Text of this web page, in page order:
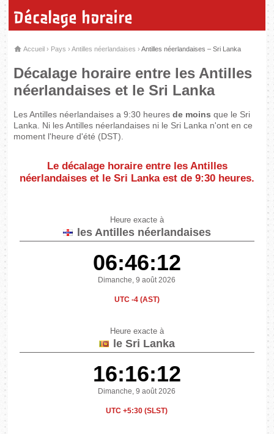
Décalage horaire
Accueil › Pays ›Antilles néerlandaises ›Antilles néerlandaises – Sri Lanka
Décalage horaire entre les Antilles
néerlandaises et le Sri Lanka
Les Antilles néerlandaises a 9:30 heuresde moins que le Sri
Lanka. Ni les Antilles néerlandaises ni le Sri Lanka n'ont en ce
moment l'heure d'été (DST).
Le décalage horaire entre les Antilles
néerlandaises et le Sri Lanka est de 9:30 heures.
Heure exacte à
les Antilles néerlandaises
06:46:12
Dimanche, 9 août 2026
UTC -4 (AST)
Heure exacte à
le Sri Lanka
16:16:12
Dimanche, 9 août 2026
UTC +5:30 (SLST)